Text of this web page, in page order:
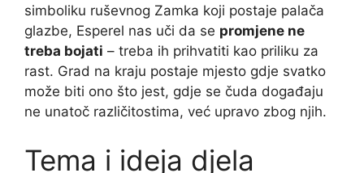
simboliku ruševnog Zamka koji postaje palača
glazbe, Esperel nas uči da se promjene ne
treba bojati – treba ih prihvatiti kao priliku za
rast. Grad na kraju postaje mjesto gdje svatko
može biti ono što jest, gdje se čuda događaju
ne unatoč različitostima, već upravo zbog njih.
Tema i ideja djela